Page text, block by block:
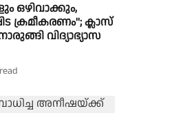
ക്രമീകരണം''; ക്ലാസ്
വിദ്യാഭ്യാസ